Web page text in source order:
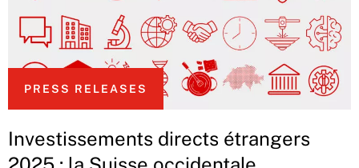
PRESS RELEASES
Investissements directs étrangers